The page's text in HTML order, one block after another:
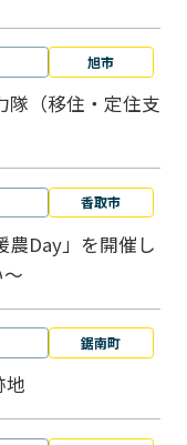
旭市
隊（移住・定住支
香取市
農Day」を開催し
鋸南町
地